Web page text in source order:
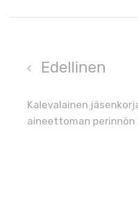
Edellinen
Kalevalainen
aineettoman